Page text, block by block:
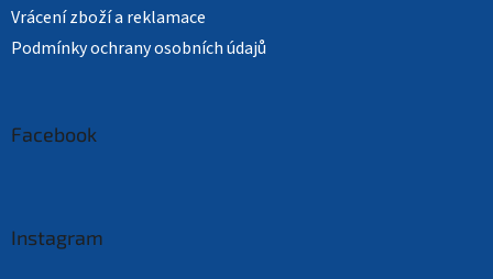
Vrácení zboží a reklamace
Podmínky ochrany osobních údajů
Facebook
Instagram